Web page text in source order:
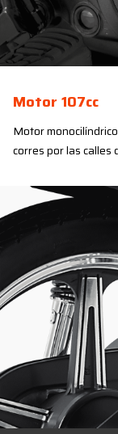
Motor 107cc
Motor
corres por las calles